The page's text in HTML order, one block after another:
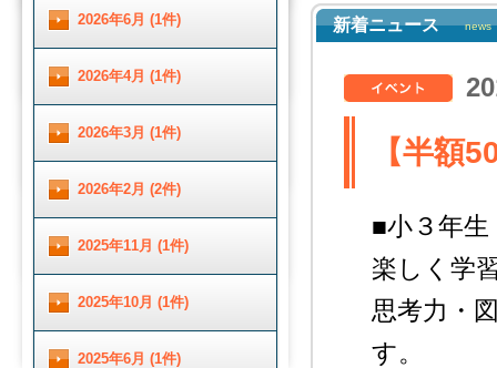
新着ニュース news
【半額
■小３年生
楽しく学
思考力・
す。
2026年6月 (1件)
2026年4月 (1件)
2026年3月 (1件)
2026年2月 (2件)
2025年11月 (1件)
2025年10月 (1件)
2025年6月 (1件)